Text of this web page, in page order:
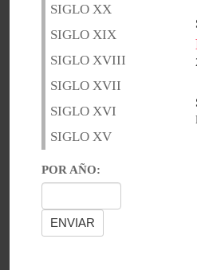
SIGLO XX
SIGLO XIX
SIGLO XVIII
SIGLO XVII
SIGLO XVI
SIGLO XV
POR AÑO: